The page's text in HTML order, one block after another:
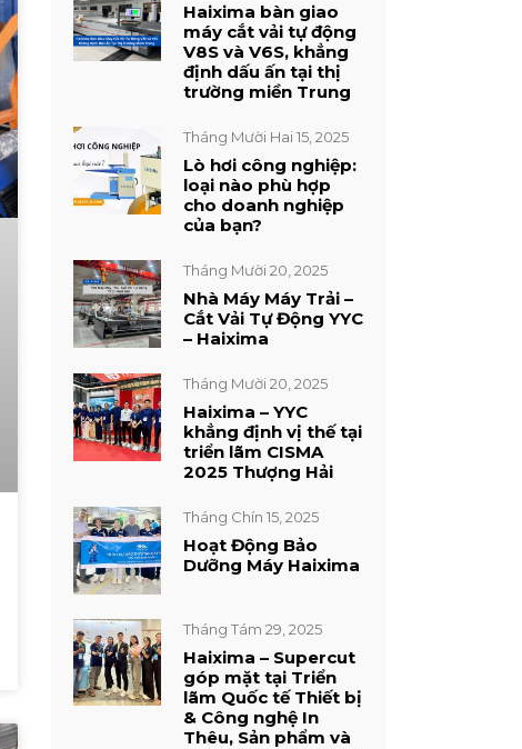
Haixima bàn giao
máy cắt vải tự động
V8S và V6S, khẳng
định dấu ấn tại thị
trường miền Trung
Tháng Mười Hai 15, 2025
Lò hơi công nghiệp:
loại nào phù hợp
cho doanh nghiệp
của bạn?
Tháng Mười 20, 2025
Nhà Máy Máy Trải –
Cắt Vải Tự Động YYC
– Haixima
Tháng Mười 20, 2025
Haixima – YYC
khẳng định vị thế tại
triển lãm CISMA
2025 Thượng Hải
Tháng Chín 15, 2025
Hoạt Động Bảo
Dưỡng Máy Haixima
Tháng Tám 29, 2025
Haixima – Supercut
góp mặt tại Triển
lãm Quốc tế Thiết bị
& Công nghệ In
Thêu, Sản phẩm và